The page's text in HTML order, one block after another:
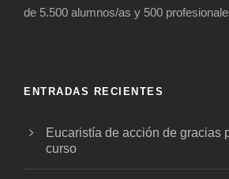
de 5.500 alumnos/as y 500
ENTRADAS RECIENTES
Eucaristía de acción de gracias
curso